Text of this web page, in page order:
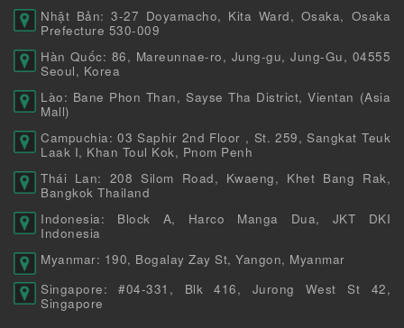
Nhật Bản: 3-27 Doyamacho, Kita Ward, Osaka, Osaka
Prefecture 530-009
Hàn Quốc: 86, Mareunnae-ro, Jung-gu, Jung-Gu, 04555
Seoul, Korea
Lào: Bane Phon Than, Sayse Tha District, Vientan (Asia
Mall)
Campuchia: 03 Saphir 2nd Floor , St. 259, Sangkat Teuk
Laak I, Khan Toul Kok, Pnom Penh
Thái Lan: 208 Silom Road, Kwaeng, Khet Bang Rak,
Bangkok Thailand
Indonesia: Block A, Harco Manga Dua, JKT DKI
Indonesia
Myanmar: 190, Bogalay Zay St, Yangon, Myanmar
Singapore: #04-331, Blk 416, Jurong West St 42,
Singapore